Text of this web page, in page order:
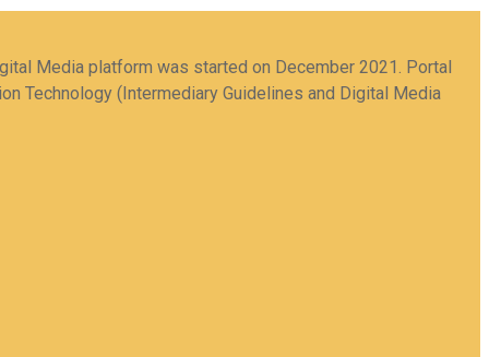
Media platform was started on December 2021. Portal
Technology (Intermediary Guidelines and Digital Media